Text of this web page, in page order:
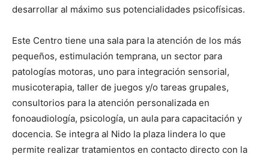
desarrollar al máximo sus potencialidades psicofísicas.
Este Centro tiene una sala para la atención de los más
pequeños, estimulación temprana, un sector para
patologías motoras, uno para integración sensorial,
musicoterapia, taller de juegos y/o tareas grupales,
consultorios para la atención personalizada en
fonoaudiología, psicología, un aula para capacitación y
docencia. Se integra al Nido la plaza lindera lo que
permite realizar tratamientos en contacto directo con la